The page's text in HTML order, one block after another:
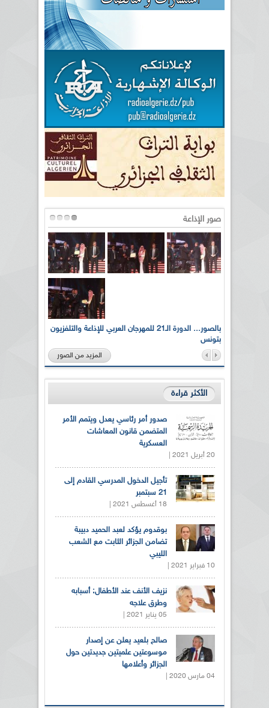
صور الإذاعة
بالصور... الدورة الـ21 للمهرجان العربي للإذاعة والتلفزيون
بتونس
المزيد من الصور
الأكثر قراءة
صدور أمر رئاسي يعدل ويتمم الأمر
المتضمن قانون المعاشات
العسكرية
20 أبريل 2021 |
تأجيل الدخول المدرسي القادم إلى
21 سبتمبر
18 أغسطس 2021 |
بوقدوم يؤكد لعبد الحميد دبيبة
تضامن الجزائر الثابت مع الشعب
الليبي
10 فبراير 2021 |
نزيف الأنف عند الأطفال: أسبابه
وطرق علاجه
05 يناير 2021 |
صالح بلعيد يعلن عن إصدار
موسوعتين علميتين جديدتين حول
الجزائر وأعلامها
04 مارس 2020 |